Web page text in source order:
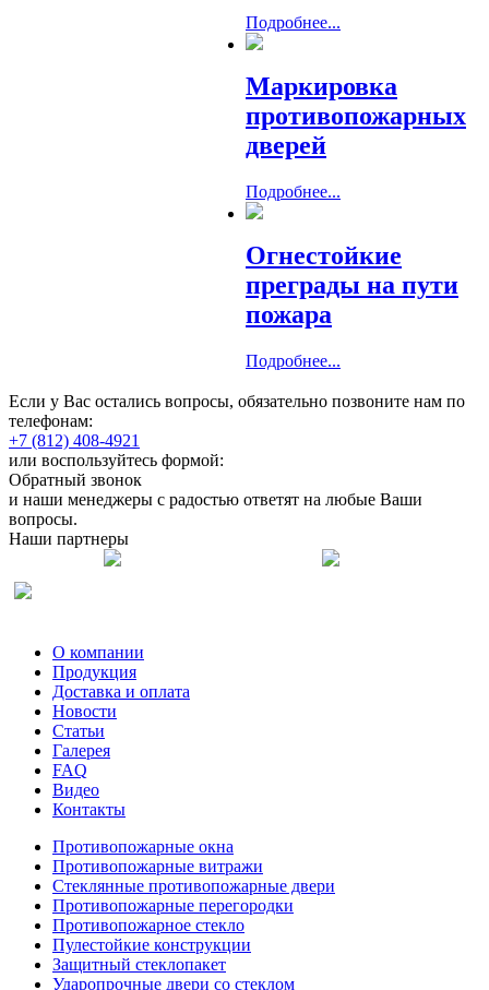
Подробнее...
Маркировка
противопожарных
дверей
Подробнее...
Огнестойкие
преграды на пути
пожара
Подробнее...
Если у Вас остались вопросы, обязательно позвоните нам по
телефонам:
+7 (812) 408-4921
или воспользуйтесь формой:
Обратный звонок
и наши менеджеры с радостью ответят на любые Ваши
вопросы.
Наши партнеры
О компании
Продукция
Доставка и оплата
Новости
Статьи
Галерея
FAQ
Видео
Контакты
Противопожарные окна
Противопожарные витражи
Стеклянные противопожарные двери
Противопожарные перегородки
Противопожарное стекло
Пулестойкие конструкции
Защитный стеклопакет
Ударопрочные двери со стеклом